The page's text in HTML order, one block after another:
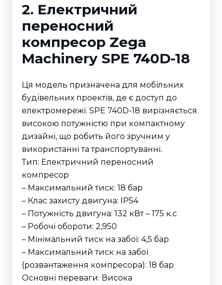
2. Електричний
переносний
компресор Zega
Machinery SPE 740D-18
Ця модель призначена для мобільних
будівельних проектів, де є доступ до
електромережі. SPE 740D-18 вирізняється
високою потужністю при компактному
дизайні, що робить його зручним у
використанні та транспортуванні.
Тип: Електричний переносний
компресор
– Максимальний тиск: 18 бар
– Клас захисту двигуна: IP54
– Потужність двигуна: 132 кВт – 175 к.с
– Робочі обороти: 2,950
– Мінімальний тиск на забої: 4,5 бар
– Максимальний тиск на забої
(розвантаження компресора): 18 бар
Основні переваги: Висока